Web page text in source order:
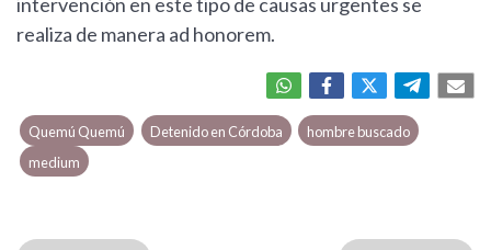
intervención en este tipo de causas urgentes se
realiza de manera ad honorem.
Quemú Quemú Detenido en Córdoba
hombre buscado
medium